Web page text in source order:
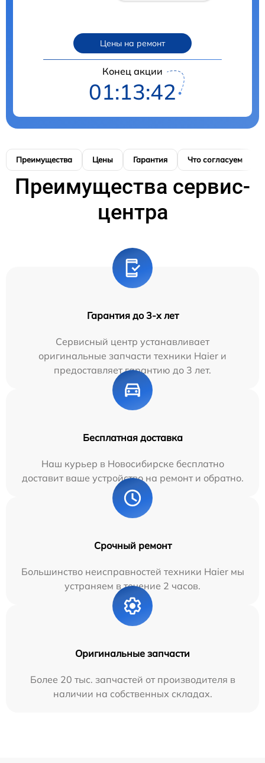
Цены на ремонт
Конец акции
01:13:41
Преимущества Цены Гарантия Что согласуем
Преимущества сервис-
центра
Гарантия до 3-х лет
Сервисный центр устанавливает
оригинальные запчасти техники Haier и
предоставляет гарантию до 3 лет.
Бесплатная доставка
Наш курьер в Новосибирске бесплатно
доставит ваше устройство на ремонт и обратно.
Срочный ремонт
Большинство неисправностей техники Haier мы
устраняем в течение 2 часов.
Оригинальные запчасти
Более 20 тыс. запчастей от производителя в
наличии на собственных складах.